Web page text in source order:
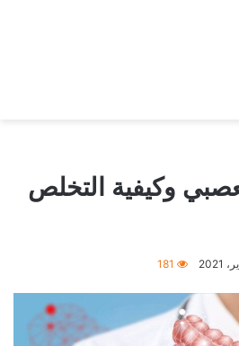
وكيفية التخلص
181